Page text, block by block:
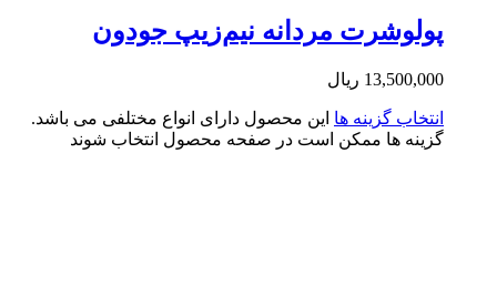
مردانه نیم‌زیپ جودون
ریال
گزینه ها این محصول دارای انواع مختلفی می باشد.
ها ممکن است در صفحه محصول انتخاب شوند